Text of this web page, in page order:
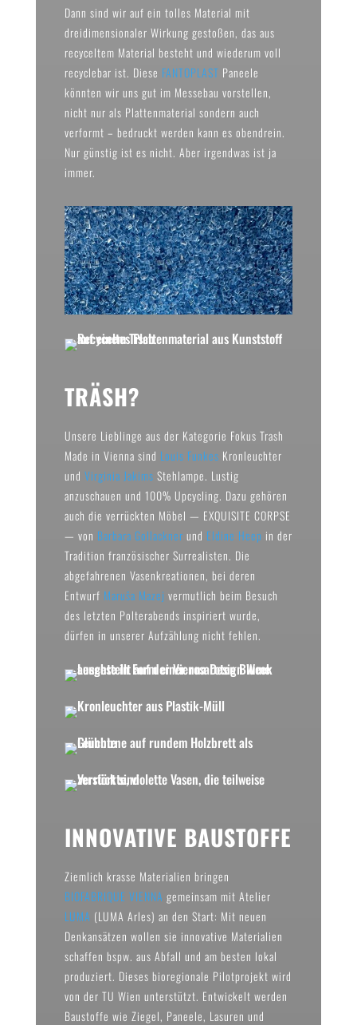
Dann sind wir auf ein tolles Material mit
dreidimensionaler Wirkung gestoßen, das aus
recyceltem Material besteht und wiederum voll
recyclebar ist. Diese FANTOPLAST Paneele
könnten wir uns gut im Messebau vorstellen,
nicht nur als Plattenmaterial sondern auch
verformt – bedruckt werden kann es obendrein.
Nur günstig ist es nicht. Aber irgendwas ist ja
immer.
TRÄSH?
Unsere Lieblinge aus der Kategorie Fokus Trash
Made in Vienna sind Louis Funkes Kronleuchter
und Virginia Jakims Stehlampe. Lustig
anzuschauen und 100% Upcycling. Dazu gehören
auch die verrückten Möbel — EXQUISITE CORPSE
— von Barbara Gollackner und Eldine Heep in der
Tradition französischer Surrealisten. Die
abgefahrenen Vasenkreationen, bei deren
Entwurf Maruša Mazej vermutlich beim Besuch
des letzten Polterabends inspiriert wurde,
dürfen in unserer Aufzählung nicht fehlen.
INNOVATIVE BAUSTOFFE
Ziemlich krasse Materialien bringen
BIOFABRIQUE VIENNA gemeinsam mit Atelier
LUMA (LUMA Arles) an den Start: Mit neuen
Denkansätzen wollen sie innovative Materialien
schaffen bspw. aus Abfall und am besten lokal
produziert. Dieses bioregionale Pilotprojekt wird
von der TU Wien unterstützt. Entwickelt werden
Baustoffe wie Ziegel, Paneele, Lasuren und